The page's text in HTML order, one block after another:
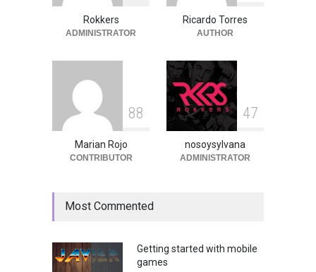
en el Auditorio BB de la
Ciudad de México
ARTICULO ,Breaking
Rokkers
ADMINISTRATOR
Ricardo Torres
AUTHOR
88
Marian Rojo
CONTRIBUTOR
47
nosoysylvana
ADMINISTRATOR
Most Commented
Getting started with mobile
games